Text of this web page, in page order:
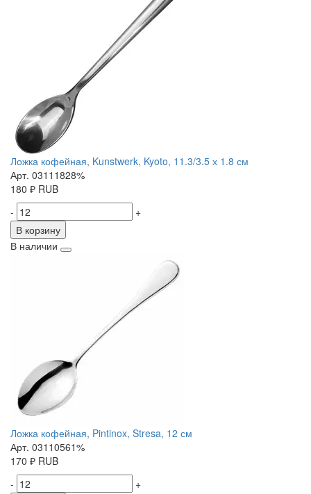
Ложка кофейная, Kunstwerk, Kyoto, 11.3/3.5 х 1.8 см
Арт. 03111828%
180 ₽ RUB
-
+
В корзину
В наличии
Ложка кофейная, Pintinox, Stresa, 12 см
Арт. 03110561%
170 ₽ RUB
-
+